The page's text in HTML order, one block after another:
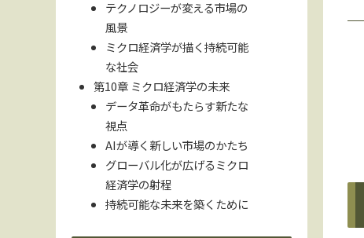
テクノロジーが変える市場の
風景
ミクロ経済学が描く持続可能
な社会
第10章 ミクロ経済学の未来
データ革命がもたらす新たな
視点
AIが導く新しい市場のかたち
グローバル化が広げるミクロ
経済学の射程
持続可能な未来を築くために